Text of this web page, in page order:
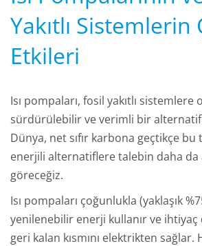
Yakıtlı Sistemlerin
Etkileri
Isı pompaları, fosil yakıtlı sistemlere
sürdürülebilir ve verimli bir
Dünya, net sıfır karbona geçtikçe
enerjili alternatiflere talebin daha da
göreceğiz.
Isı pompaları çoğunlukla (yaklaşık
yenilenebilir enerji kullanır ve
geri kalan kısmını elektrikten sağlar.